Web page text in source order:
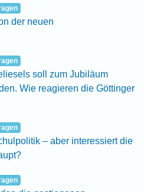
der neuen
soll zum Jubiläum
Wie reagieren die Göttinger
– aber interessiert die